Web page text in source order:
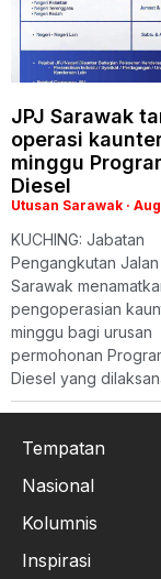
JPJ Sarawak
operasi
minggu
Diesel
Utusan Sarawak
KUCHING: Jabatan
Pengangkutan
Sarawak
pengoperasian
minggu bagi urusan
permohonan
Diesel yang
Tempatan
Nasional
Kolumnis
Inspirasi